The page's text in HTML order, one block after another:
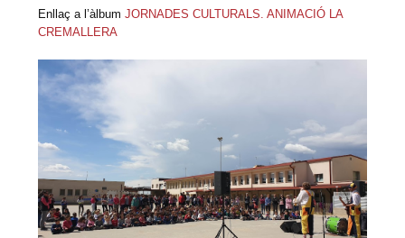
Enllaç a l’àlbumJORNADES CULTURALS. ANIMACIÓ LA
CREMALLERA